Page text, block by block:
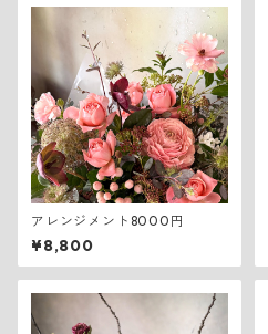
アレンジメント8000円
¥8,800